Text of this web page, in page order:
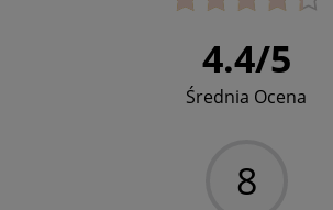
4.4/5
Średnia Ocena
8